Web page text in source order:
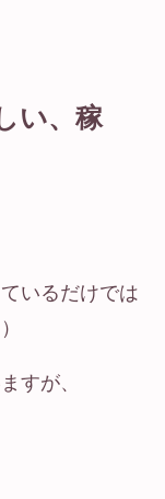
い、稼
いるだけでは
すが、